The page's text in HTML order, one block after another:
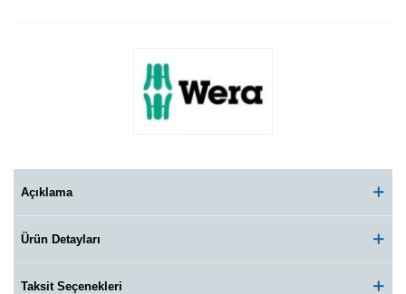
Açıklama
Ürün Detayları
Taksit Seçenekleri